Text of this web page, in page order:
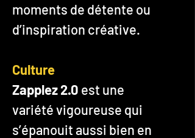
moments de détente ou
d’inspiration créative.
Culture
Zapplez 2.0 est une
variété vigoureuse qui
s’épanouit aussi bien en